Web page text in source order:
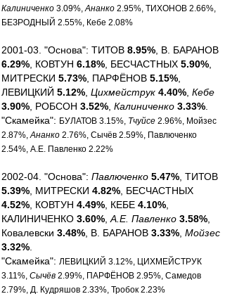
Калиниченко 3.09%,Ананко 2.95%, ТИХОНОВ 2.66%,
БЕЗРОДНЫЙ 2.55%, Кебе 2.08%
2001-03. "Основа": ТИТОВ 8.95% , В. БАРАНОВ
6.29% , КОВТУН 6.18% , БЕСЧАСТНЫХ 5.90%
МИТРЕСКИ 5.73% , ПАРФЁНОВ 5.15%
ЛЕВИЦКИЙ 5.12% Цихмейструк 4.40% Кебе
3.90% , РОБСОН 3.52% Калиниченко 3.33%
"Скамейка": БУЛАТОВ 3.15%, Тчуйсе 2.96%, Мойзес
2.87%,Ананко 2.76%, Сычёв 2.59%, Павлюченко
2.54%, А.Е. Павленко 2.22%
2002-04. "Основа": Павлюченко 5.47% , ТИТОВ
5.39% , МИТРЕСКИ 4.82% , БЕСЧАСТНЫХ
4.52% , КОВТУН 4.49% , КЕБЕ 4.10%
КАЛИНИЧЕНКО 3.60% А.Е. Павленко 3.58%
Ковалевски 3.48% , В. БАРАНОВ 3.33% Мойзес
3.32%
"Скамейка": ЛЕВИЦКИЙ 3.12%, ЦИХМЕЙСТРУК
3.11%, Сычёв 2.99%, ПАРФЁНОВ 2.95%, Самедов
2.79%, Д. Кудряшов 2.33%, Тробок 2.23%